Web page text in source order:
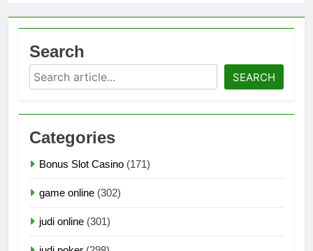
Search
Search SEARCH
Categories
Bonus Slot Casino (171)
game online (302)
judi online (301)